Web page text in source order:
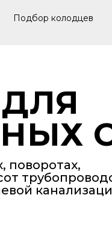
Подбор колодцев
поворотах,